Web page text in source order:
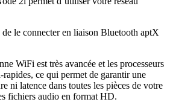
le connecter en liaison Bluetooth aptX
WiFi est très avancée et les processeurs
ce qui permet de garantir une
ni latence dans toutes les pièces de votre
fichiers audio en format HD.